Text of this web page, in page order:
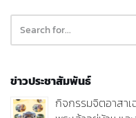
ข่าวประชาสัมพันธ์
กิจกรรมจิตอาสา